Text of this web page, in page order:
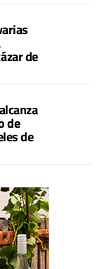
de
de
de